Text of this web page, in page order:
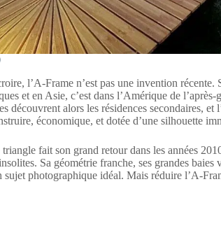
l’A-Frame n’est pas une invention
et en Asie, c’est dans l’Amérique de
découvrent alors les résidences secondaires,
économique, et dotée d’une silhouette
fait son grand retour dans les années
Sa géométrie franche, ses grandes
photographique idéal. Mais réduire l’A-